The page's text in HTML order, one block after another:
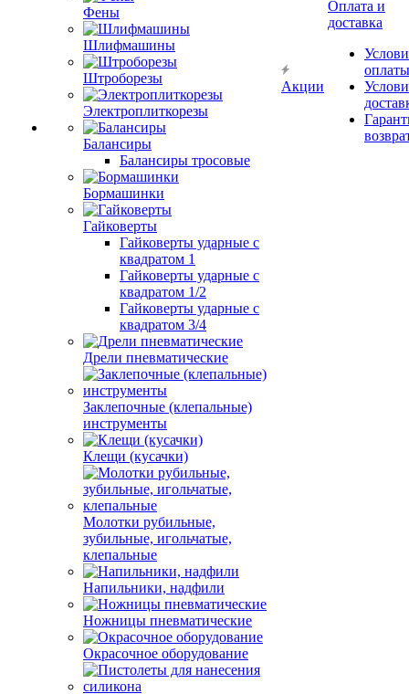
Фены
Шлифмашины
Штроборезы
Электроплиткорезы
Балансиры
Балансиры тросовые
Бормашинки
Гайковерты
Гайковерты ударные с
квадратом 1
Гайковерты ударные с
квадратом 1/2
Гайковерты ударные с
квадратом 3/4
Дрели пневматические
Заклепочные (клепальные)
инструменты
Клещи (кусачки)
Молотки рубильные,
зубильные, игольчатые,
клепальные
Напильники, надфили
Ножницы пневматические
Окрасочное оборудование
Акции
Оплата и
доставка
оплаты